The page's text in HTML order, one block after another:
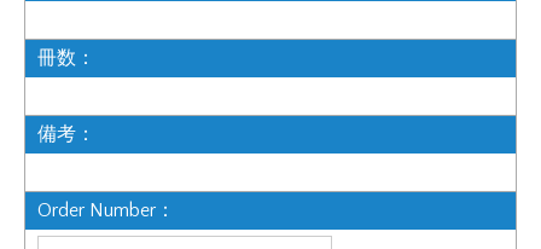
冊数：
備考：
Order Number：